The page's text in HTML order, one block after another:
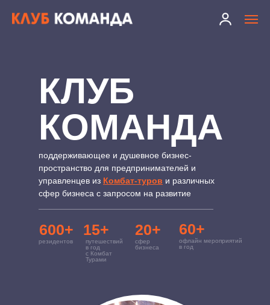
60+
офлайн мероприятий
в год
15+
путешествий
в год
с Комбат
Турами
20+
сфер
бизнеса
600+
резидентов
КЛУБ
КОМАНДА
поддерживающее и душевное бизнес-
пространство для предпринимателей и
управленцев из Комбат-туров и различных
сфер бизнеса с запросом на развитие